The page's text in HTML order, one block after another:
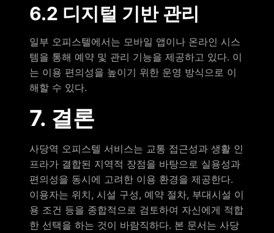
6.2 디지털 기반 관리
일부 오피스텔에서는 모바일 앱이나 온라인 시스
템을 통해 예약 및 관리 기능을 제공하고 있다. 이
는 이용 편의성을 높이기 위한 운영 방식으로 이
해할 수 있다.
7. 결론
사당역 오피스텔 서비스는 교통 접근성과 생활 인
프라가 결합된 지역적 장점을 바탕으로 실용성과
편의성을 동시에 고려한 이용 환경을 제공한다.
이용자는 위치, 시설 구성, 예약 절차, 부대시설 이
용 조건 등을 종합적으로 검토하여 자신에게 적합
한 선택을 하는 것이 바람직하다. 본 문서는 사당